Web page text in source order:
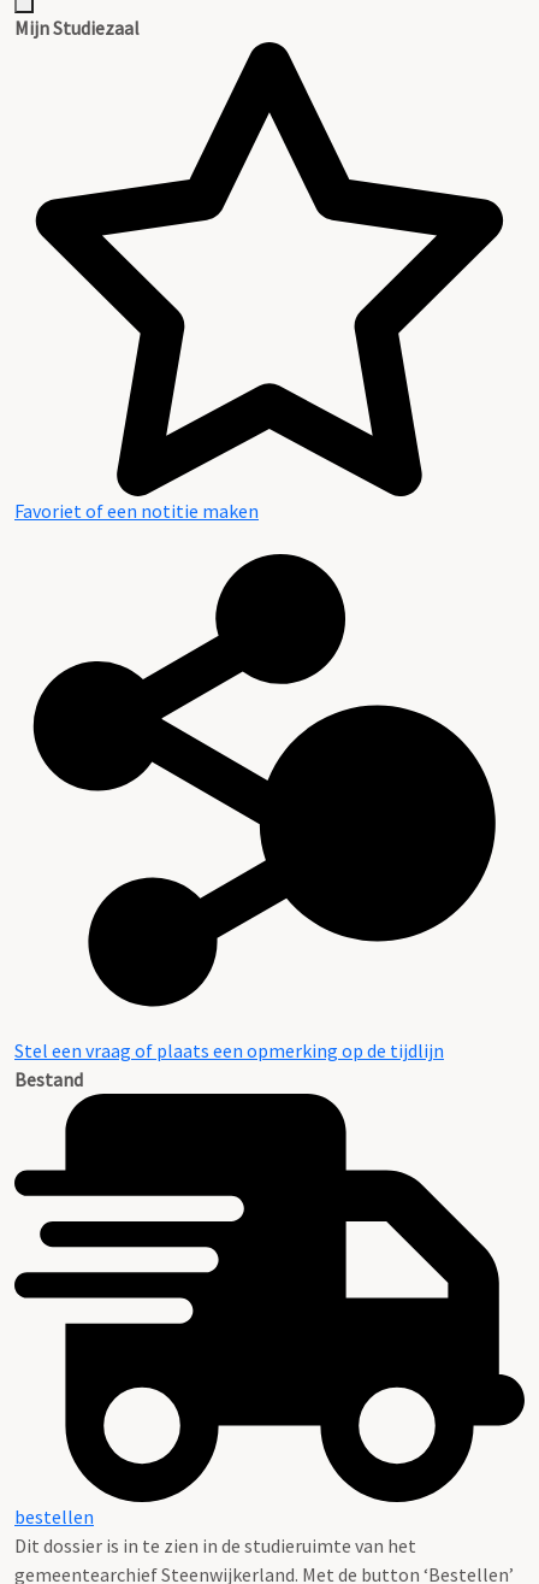
Mijn Studiezaal
Favoriet of een notitie maken
Stel een vraag of plaats een opmerking op de tijdlijn
Bestand
bestellen
Dit dossier is in te zien in de studieruimte van het
gemeentearchief Steenwijkerland. Met de button ‘Bestellen’